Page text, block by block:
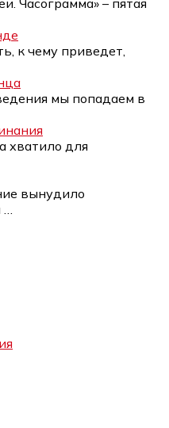
к чему приведет,
мы попадаем в
хватило для
вынудило